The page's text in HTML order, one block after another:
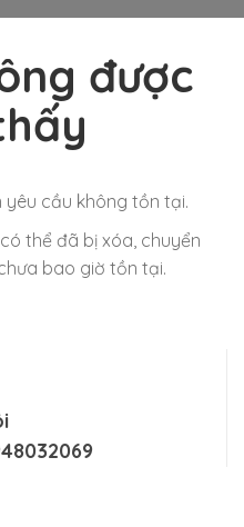
được
cầu không tồn tại.
thể đã bị xóa, chuyển
bao giờ tồn tại.